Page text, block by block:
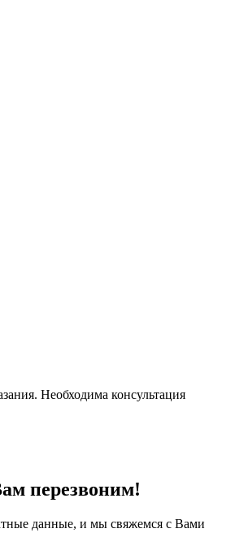
Необходима консультация
перезвоним!
данные, и мы свяжемся с Вами